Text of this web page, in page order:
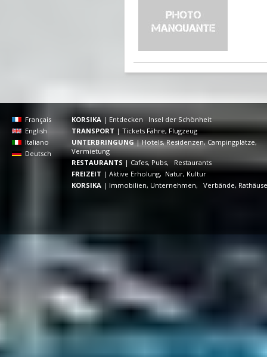
Français
English
Italiano
Deutsch
KORSIKA | Entdecken Insel der Schönheit
TRANSPORT | Tickets Fähre, Flugzeug
UNTERBRINGUNG|Hotels, Residenzen, Campingplätze,
Vermietung
RESTAURANTS | Cafes, Pubs, Restaurants
FREIZEIT | Aktive Erholung, Natur, Kultur
KORSIKA | Immobilien, Unternehmen, Verbände,